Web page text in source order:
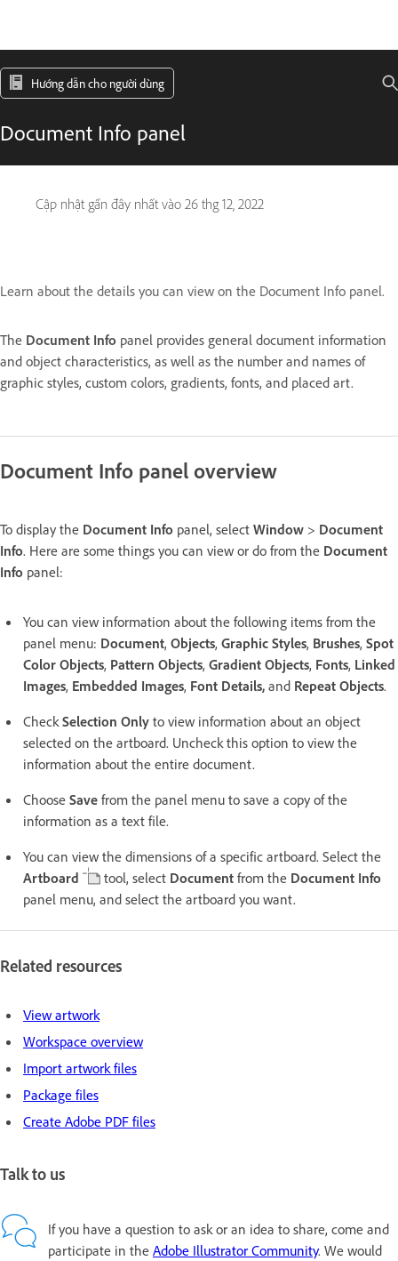
Hướng dẫn cho người dùng
Document Info panel
Cập nhật gần đây nhất vào 26 thg 12, 2022
Learn about the details you can view on the Document Info panel.
The Document Info panel provides general document information
and object characteristics, as well as the number and names of
graphic styles, custom colors, gradients, fonts, and placed art.
Document Info panel overview
To display the Document Info panel, select Window > Document
Info. Here are some things you can view or do from the Document
Info panel:
You can view information about the following items from the
panel menu: Document, Objects, Graphic Styles, Brushes, Spot
Color Objects, Pattern Objects, Gradient Objects, Fonts, Linked
Images, Embedded Images, Font Details, and Repeat Objects.
CheckSelection Only to view information about an object
selected on the artboard. Uncheck this option to view the
information about the entire document.
Choose Save from the panel menu to save a copy of the
information as a text file.
You can view the dimensions of a specific artboard. Select the
Artboard
tool, select Document from the Document Info
panel menu, and select the artboard you want.
Related resources
View artwork
Workspace overview
Import artwork files
Package files
Create Adobe PDF files
Talk to us
If you have a question to ask or an idea to share, come and
participate in the Adobe Illustrator Community. We would